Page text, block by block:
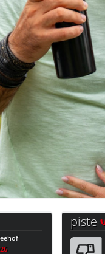
piste